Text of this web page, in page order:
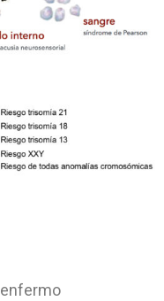
enfermo